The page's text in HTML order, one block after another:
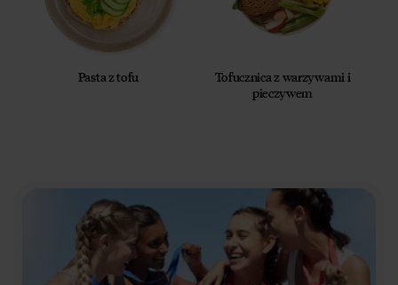
Pasta z tofu
Tofucznica z warzywami i
pieczywem